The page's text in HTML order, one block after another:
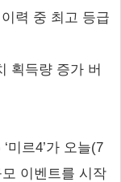
력 중 최고 등급
획득량 증가 버
미르4’가 오늘(7
이벤트를 시작